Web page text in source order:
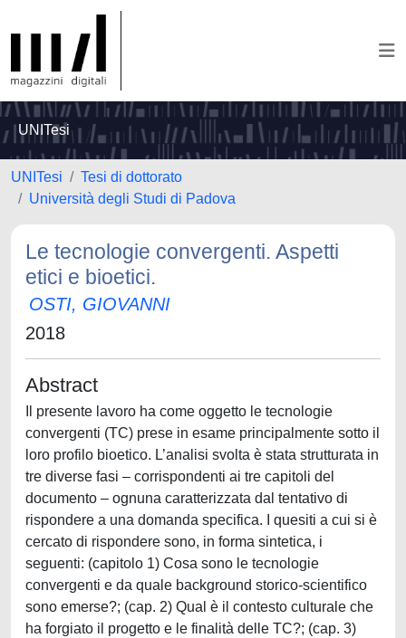
UNITesi
UNITesi
Tesi di dottorato
Università degli Studi di Padova
Le tecnologie convergenti. Aspetti
etici e bioetici.
OSTI, GIOVANNI
2018
Abstract
Il presente lavoro ha come oggetto le tecnologie
convergenti (TC) prese in esame principalmente sotto il
loro profilo bioetico. L’analisi svolta è stata strutturata in
tre diverse fasi – corrispondenti ai tre capitoli del
documento – ognuna caratterizzata dal tentativo di
rispondere a una domanda specifica. I quesiti a cui si è
cercato di rispondere sono, in forma sintetica, i
seguenti: (capitolo 1) Cosa sono le tecnologie
convergenti e da quale background storico-scientifico
sono emerse?; (cap. 2) Qual è il contesto culturale che
ha forgiato il progetto e le finalità delle TC?; (cap. 3)